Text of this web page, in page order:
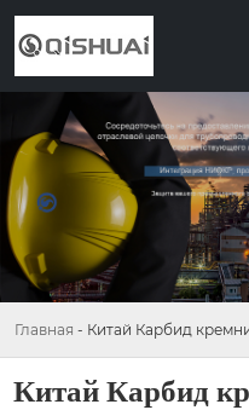
Главная - Китай Карбид
Китай Карбид